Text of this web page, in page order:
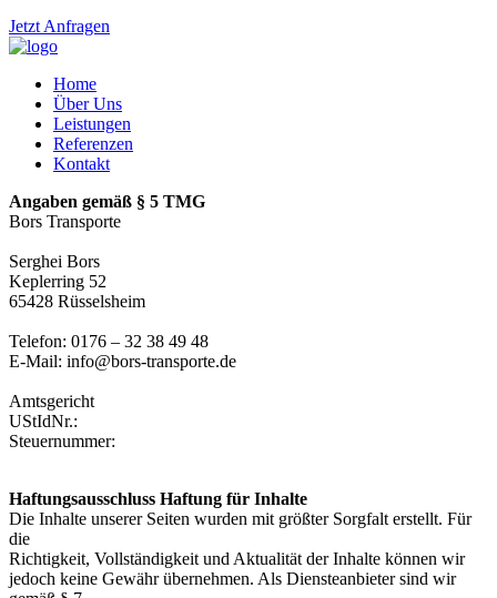
Jetzt Anfragen
Home
Über Uns
Leistungen
Referenzen
Kontakt
Angaben gemäß § 5 TMG
Bors Transporte
Serghei Bors
Keplerring 52
65428 Rüsselsheim
Telefon: 0176 – 32 38 49 48
E-Mail: info@bors-transporte.de
Amtsgericht
UStIdNr.:
Steuernummer:
Haftungsausschluss Haftung für Inhalte
Die Inhalte unserer Seiten wurden mit größter Sorgfalt erstellt. Für
die
Richtigkeit, Vollständigkeit und Aktualität der Inhalte können wir
jedoch keine Gewähr übernehmen. Als Diensteanbieter sind wir